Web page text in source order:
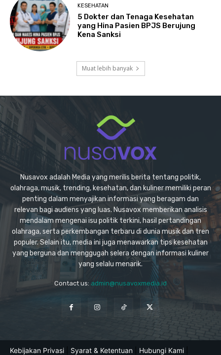
KESEHATAN
5 Dokter dan Tenaga Kesehatan
yang Hina Pasien BPJS Berujung
Kena Sanksi
Muat lebih banyak
Nusavox adalah Media yang merilis berita tentang politik,
olahraga, musik, trending, kesehatan, dan kuliner memiliki peran
penting dalam menyajikan informasi yang beragam dan
relevan bagi audiens yang luas. Nusavox memberikan analisis
mendalam mengenai isu politik terkini, hasil pertandingan
olahraga, serta perkembangan terbaru di dunia musik dan tren
populer. Selain itu, media ini juga menawarkan tips kesehatan
yang berguna dan menggugah selera dengan informasi kuliner
yang selalu menarik.
Contact us: admin@nusavoxmedia.id
Kebijakan Privasi Syarat & Ketentuan Hubungi Kami